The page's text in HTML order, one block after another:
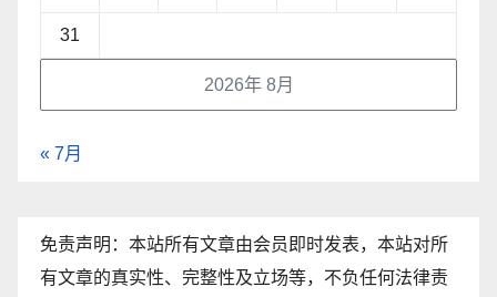
2026年 8月
31
« 7月
免责声明：本站所有文章由会员即时发表，本站对所
有文章的真实性、完整性及立场等，不负任何法律责